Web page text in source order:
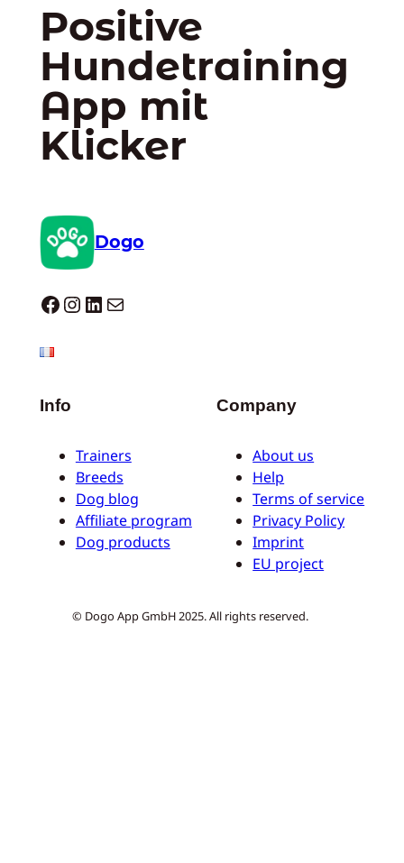
Positive
Hundetraining
App mit
Klicker
Dogo
Dogo facebook InstagramLinkedIn E-Mail
Info
Trainers
Breeds
Dog blog
Affiliate program
Dog products
Company
About us
Help
Terms of service
Privacy Policy
Imprint
EU project
© Dogo App GmbH 2025. All rights reserved.